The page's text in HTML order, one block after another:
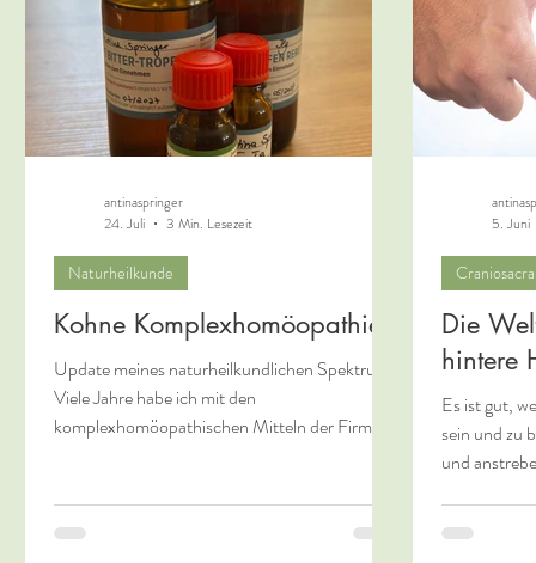
Psychlogie Frauen Körpertherapie Kultur
Kohne Komplexhomöopathie
Update meines naturheilkundlichen Spektrums
Viele Jahre habe ich mit den
komplexhomöopathischen Mitteln der Firma
Heilpraktiker-Prüfung im Jahr 2004 meinen
Weg. Mit anfänglicher Anstrengung ob der
Naturheilkunde
antinaspringer
24. Juli
3 Min. Lesezeit
Die
hintere
Es ist gut,
sein und zu
und
zu können
5. Juni